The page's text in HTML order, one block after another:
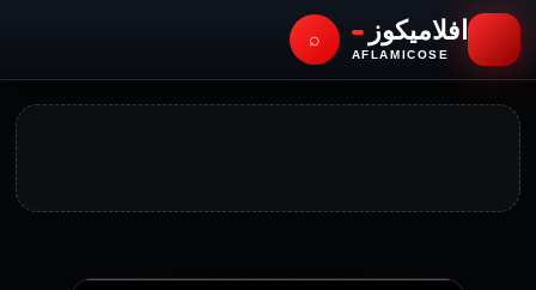
افلاميكوز
AFLAMICOSE
⌕